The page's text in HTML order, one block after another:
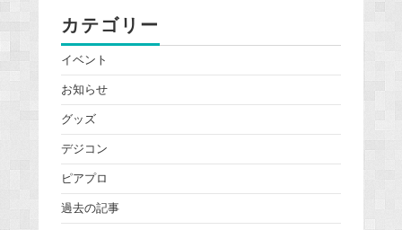
カテゴリー
イベント
お知らせ
グッズ
デジコン
ピアプロ
過去の記事